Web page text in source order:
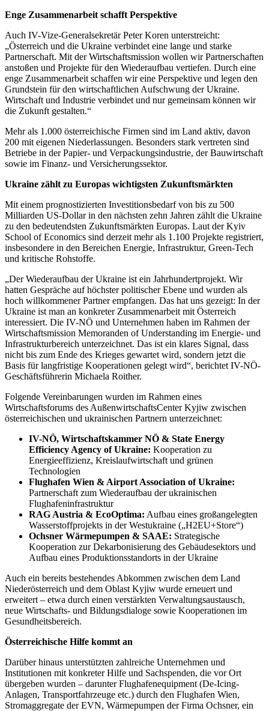
Enge Zusammenarbeit schafft Perspektive
Auch IV-Vize-Generalsekretär Peter Koren unterstreicht:
„Österreich und die Ukraine verbindet eine lange und starke
Partnerschaft. Mit der Wirtschaftsmission wollen wir Partnerschaften
anstoßen und Projekte für den Wiederaufbau vertiefen. Durch eine
enge Zusammenarbeit schaffen wir eine Perspektive und legen den
Grundstein für den wirtschaftlichen Aufschwung der Ukraine.
Wirtschaft und Industrie verbindet und nur gemeinsam können wir
die Zukunft gestalten.“
Mehr als 1.000 österreichische Firmen sind im Land aktiv, davon
200 mit eigenen Niederlassungen. Besonders stark vertreten sind
Betriebe in der Papier- und Verpackungsindustrie, der Bauwirtschaft
sowie im Finanz- und Versicherungssektor.
Ukraine zählt zu Europas wichtigsten Zukunftsmärkten
Mit einem prognostizierten Investitionsbedarf von bis zu 500
Milliarden US-Dollar in den nächsten zehn Jahren zählt die Ukraine
zu den bedeutendsten Zukunftsmärkten Europas. Laut der Kyiv
School of Economics sind derzeit mehr als 1.100 Projekte registriert,
insbesondere in den Bereichen Energie, Infrastruktur, Green-Tech
und kritische Rohstoffe.
„Der Wiederaufbau der Ukraine ist ein Jahrhundertprojekt. Wir
hatten Gespräche auf höchster politischer Ebene und wurden als
hoch willkommener Partner empfangen. Das hat uns gezeigt: In der
Ukraine ist man an konkreter Zusammenarbeit mit Österreich
interessiert. Die IV-NÖ und Unternehmen haben im Rahmen der
Wirtschaftsmission Memoranden of Understanding im Energie- und
Infrastrukturbereich unterzeichnet. Das ist ein klares Signal, dass
nicht bis zum Ende des Krieges gewartet wird, sondern jetzt die
Basis für langfristige Kooperationen gelegt wird“, berichtet IV-NÖ-
Geschäftsführerin Michaela Roither.
Folgende Vereinbarungen wurden im Rahmen eines
Wirtschaftsforums des AußenwirtschaftsCenter Kyjiw zwischen
österreichischen und ukrainischen Partnern unterzeichnet:
IV-NÖ, Wirtschaftskammer NÖ & State Energy
Efficiency Agency of Ukraine: Kooperation zu
Energieeffizienz, Kreislaufwirtschaft und grünen
Technologien
Flughafen Wien & Airport Association of Ukraine:
Partnerschaft zum Wiederaufbau der ukrainischen
Flughafeninfrastruktur
RAG Austria & EcoOptima: Aufbau eines großangelegten
Wasserstoffprojekts in der Westukraine („H2EU+Store“)
Ochsner Wärmepumpen & SAAE: Strategische
Kooperation zur Dekarbonisierung des Gebäudesektors und
Aufbau eines Produktionsstandorts in der Ukraine
Auch ein bereits bestehendes Abkommen zwischen dem Land
Niederösterreich und dem Oblast Kyjiw wurde erneuert und
erweitert – etwa durch einen verstärkten Verwaltungsaustausch,
neue Wirtschafts- und Bildungsdialoge sowie Kooperationen im
Gesundheitsbereich.
Österreichische Hilfe kommt an
Darüber hinaus unterstützten zahlreiche Unternehmen und
Institutionen mit konkreter Hilfe und Sachspenden, die vor Ort
übergeben wurden – darunter Flughafenequipment (De-Icing-
Anlagen, Transportfahrzeuge etc.) durch den Flughafen Wien,
Stromaggregate der EVN, Wärmepumpen der Firma Ochsner, ein